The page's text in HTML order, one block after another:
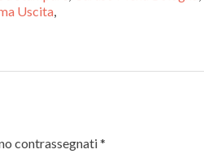
Uscita,
contrassegnati*